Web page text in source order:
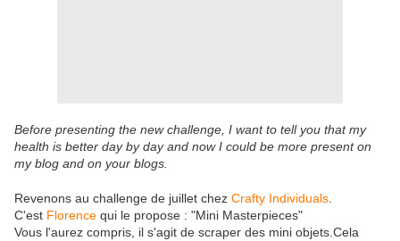
Before presenting the new challenge, I want to tell you that my
health is better day by day and now I could be more present on
my blog and on your blogs.
Revenons au challenge de juillet chez Crafty Individuals
C'est Florence qui le propose : "Mini Masterpieces"
Vous l'aurez compris, il s'agit de scraper des mini objets.Cela